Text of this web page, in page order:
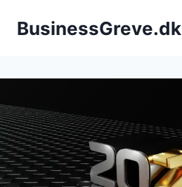
BusinessGreve.dk